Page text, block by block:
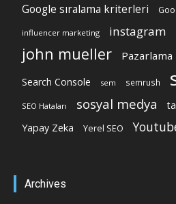
Google sıralama kriterleri
influencer marketing instagram
john mueller Pazarlama
Search Console sem semrush
SEO Hataları sosyal medya
Yapay Zeka Yerel SEO
Archives